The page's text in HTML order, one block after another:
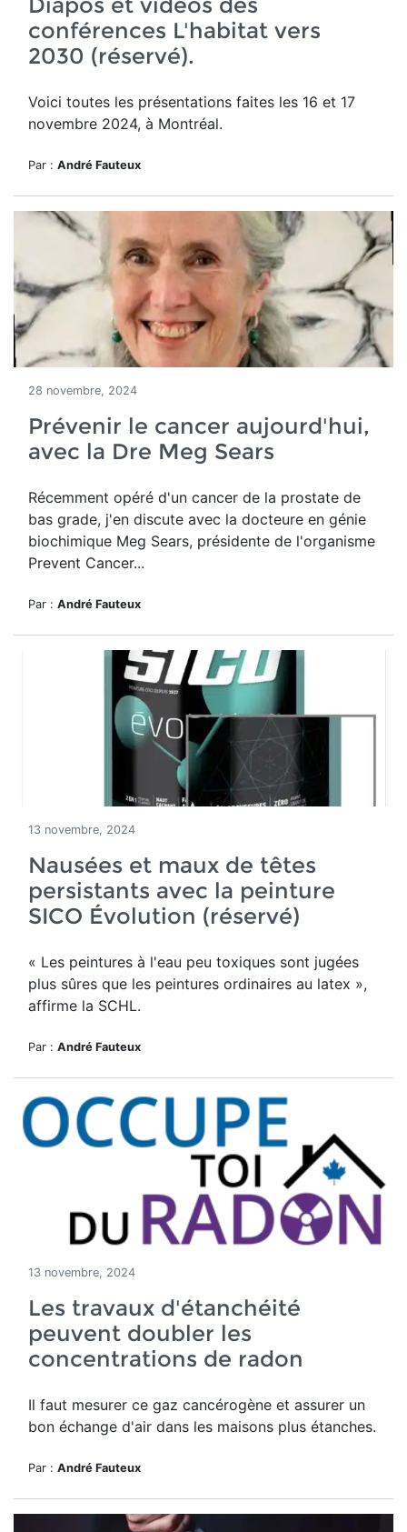
conférences L'habitat vers
2030 (réservé).
Voici toutes les présentations faites les 16 et 17
novembre 2024, à Montréal.
Par : André Fauteux
28 novembre, 2024
Prévenir le cancer aujourd'hui,
avec la Dre Meg Sears
Récemment opéré d'un cancer de la prostate de
bas grade, j'en discute avec la docteure en génie
biochimique Meg Sears, présidente de l'organisme
Prevent Cancer...
Par : André Fauteux
13 novembre, 2024
Nausées et maux de têtes
persistants avec la peinture
SICO Évolution (réservé)
« Les peintures à l'eau peu toxiques sont jugées
plus sûres que les peintures ordinaires au latex »,
affirme la SCHL.
Par : André Fauteux
13 novembre, 2024
Les travaux d'étanchéité
peuvent doubler les
concentrations de radon
Il faut mesurer ce gaz cancérogène et assurer un
bon échange d'air dans les maisons plus étanches.
Par : André Fauteux